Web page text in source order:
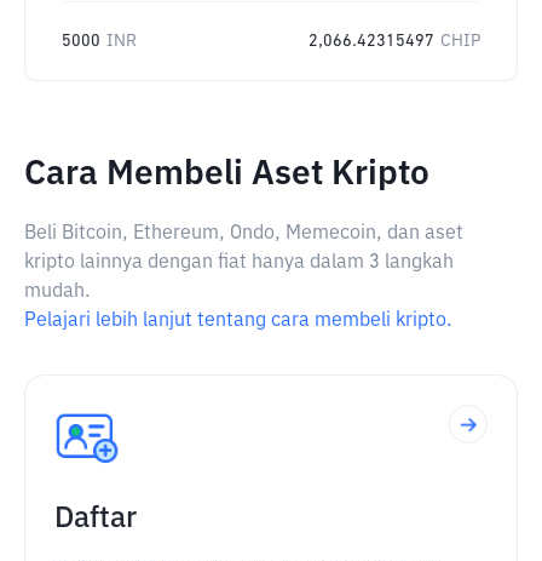
5000 INR 2,066.42315497 CHIP
Cara Membeli Aset Kripto
Beli Bitcoin, Ethereum, Ondo, Memecoin, dan aset
kripto lainnya dengan fiat hanya dalam 3 langkah
mudah.
Pelajari lebih lanjut tentang cara membeli kripto.
Daftar